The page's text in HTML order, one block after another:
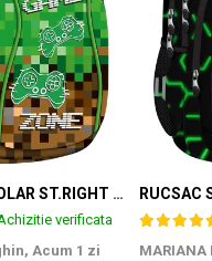
RUCSAC SCOLAR ST.RIGHT 4 COMPARTIMENTE BP-04 GAME ZONE 698187
verificata
Acum 1 zi
MARIANA